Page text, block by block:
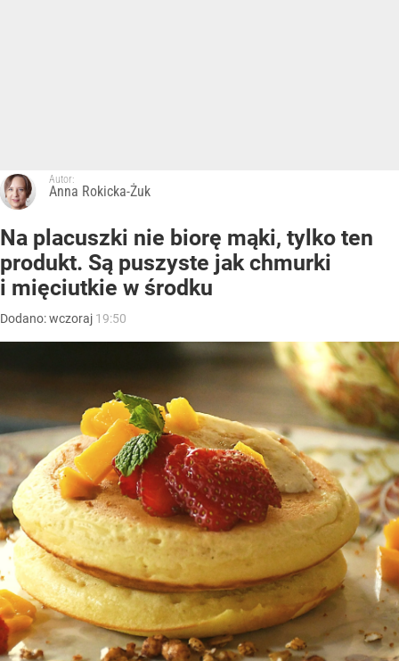
Autor:
Anna Rokicka-Żuk
Na placuszki nie biorę mąki, tylko ten
produkt. Są puszyste jak chmurki
i mięciutkie w środku
Dodano:wczoraj 19:50